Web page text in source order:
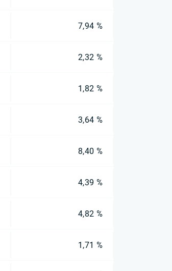
7,94 %
2,32 %
1,82 %
3,64 %
8,40 %
4,39 %
4,82 %
1,71 %